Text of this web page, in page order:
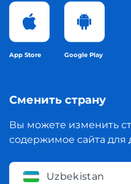
App Store Google Play
Сменить страну
Вы можете изменить
содержимое сайта для
Uzbekistan